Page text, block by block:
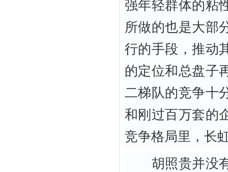
强年轻群体的粘
所做的也是大部
行的手段，推动
的定位和总盘子
二梯队的竞争十
和刚过百万套的
竞争格局里，长
胡照贵并没有